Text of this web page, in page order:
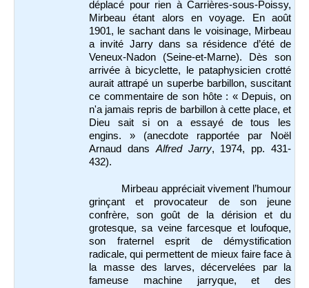
déplacé pour rien à Carrières-sous-Poissy,
Mirbeau étant alors en voyage. En août
1901, le sachant dans le voisinage, Mirbeau
a invité Jarry dans sa résidence d’été de
Veneux-Nadon (Seine-et-Marne). Dès son
arrivée à bicyclette, le pataphysicien crotté
aurait attrapé un superbe barbillon, suscitant
ce commentaire de son hôte : « Depuis, on
n'a jamais repris de barbillon à cette place, et
Dieu sait si on a essayé de tous les
engins. » (anecdote rapportée par Noël
Arnaud dansAlfred Jarry, 1974, pp. 431-
432).
Mirbeau appréciait vivement l’humour
grinçant et provocateur de son jeune
confrère, son goût de la dérision et du
grotesque, sa veine farcesque et loufoque,
son fraternel esprit de démystification
radicale, qui permettent de mieux faire face à
la masse des larves, décervelées par la
fameuse machine jarryque, et des